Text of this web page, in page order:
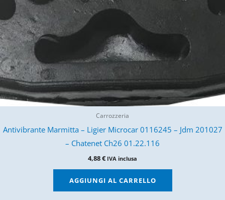
Carrozzeria
Antivibrante Marmitta – Ligier Microcar 0116245 – Jdm 201027
– Chatenet Ch26 01.22.116
4,88€ IVA inclusa
AGGIUNGI AL CARRELLO